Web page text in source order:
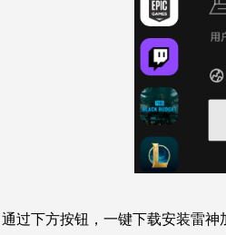
通过下方按钮，一键下载安装雷神